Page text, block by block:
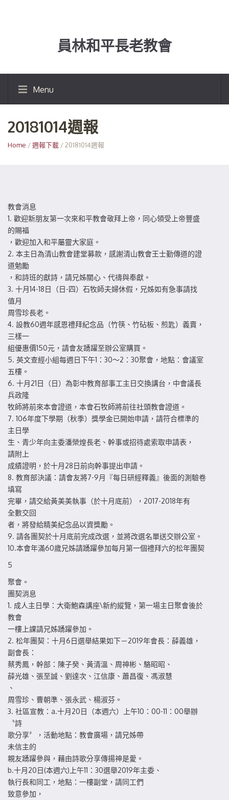
員林和平長老教會
Menu
20181014週報
Home /週報下載 / 20181014週報
教會消息
1. 歡迎新朋友第一次來和平教會敬拜上帝，同心領受上帝豐盛
的賜福
，歡迎加入和平屬靈大家庭。
2. 本主日為清山教會建堂募款，感謝清山教會王士勤傳道的證
道勉勵
，和詩班的獻詩，請兄姊關心、代禱與奉獻。
3. 十月14-18日（日-四）石牧師夫婦休假，兄姊如有急事請找
值月
周雪珍長老。
4. 設教60週年感恩禮拜紀念品（竹筷、竹砧板、煎匙）義賣，
三樣一
組優惠價150元，請會友踴躍至辦公室購買。
5. 英文查經小組每週日下午1：30～2：30聚會，地點：會議室
五樓。
6. 十月21日（日）為彰中教育部事工主日交換講台，中會議長
兵政隆
牧師將前來本會證道，本會石牧師將前往社頭教會證道。
7. 106年度下學期（秋季）獎學金已開始申請，請符合標準的
主日學
生、青少年向主委潘榮煌長老、幹事或招待處索取申請表，
請附上
成績證明，於十月28日前向幹事提出申請。
8. 教育部決議：請會友將7-9月『每日研經釋義』後面的測驗卷
填寫
完畢，請交給黃美美執事（於十月底前），2017-2018年有
全數交回
者，將發給精美紀念品以資獎勵。
9. 請各團契於十月底前完成改選，並將改選名單送交辦公室。
10.本會年滿60歲兄姊請踴躍參加每月第一個禮拜六的松年團契
5
聚會。
團契消息
1. 成人主日學：大衛鮑森講座\新約縱覽，第一場主日聚會後於
教會
一樓上課請兄姊踴躍參加。
2. 松年團契：十月6日選舉結果如下－2019年會長：薛義雄，
副會長：
蔡秀鳳，幹部：陳子癸、黃清溫、周神彬、駱昭昭、
薛光雄、張至誠、劉達次、江信康、蕭昌復、馮淑慧
、
周雪珍、曹朝準、張永武、楊淑芬。
3. 社區宣教：a.十月20日（本週六）上午10：00-11：00舉辦
〝詩
歌分享〞，活動地點：教會廣場，請兄姊帶
未信主的
親友踴躍參與，藉由詩歌分享傳揚神是愛。
b.十月20日(本週六)上午11：30選舉2019年主委、
執行長和同工，地點：一樓副堂，請同工們
致意參加，